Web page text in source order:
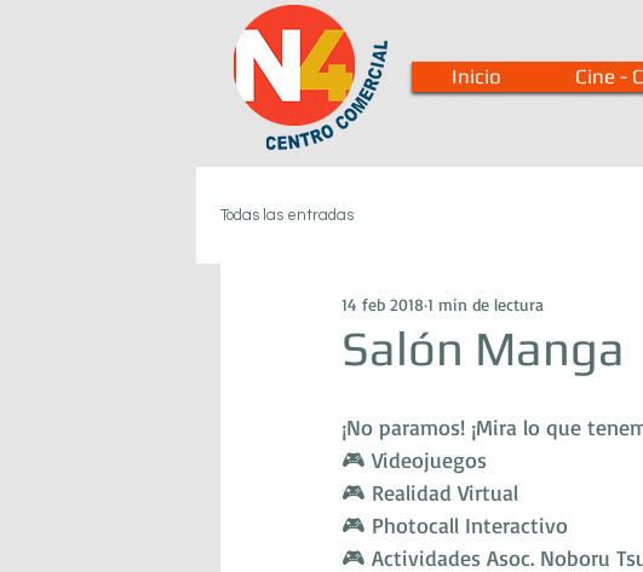
Inicio Cine -
Todas las entradas
Salón Manga
14 feb 2018 1 min de lectura
¡No paramos! ¡Mira lo que
🎮 Videojuegos
🎮 Realidad Virtual
🎮 Photocall Interactivo
🎮 Actividades Asoc. Noboru